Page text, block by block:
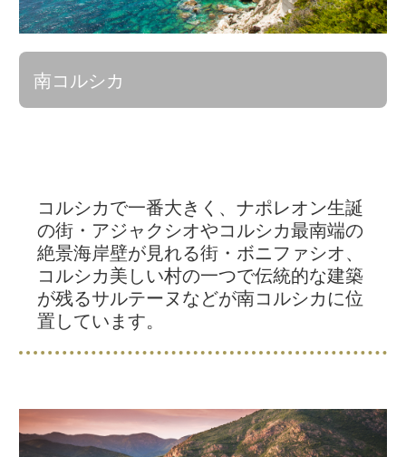
南コルシカ
コルシカで一番大きく、ナポレオン生誕
の街・アジャクシオやコルシカ最南端の
絶景海岸壁が見れる街・ボニファシオ、
コルシカ美しい村の一つで伝統的な建築
が残るサルテーヌなどが南コルシカに位
置しています。